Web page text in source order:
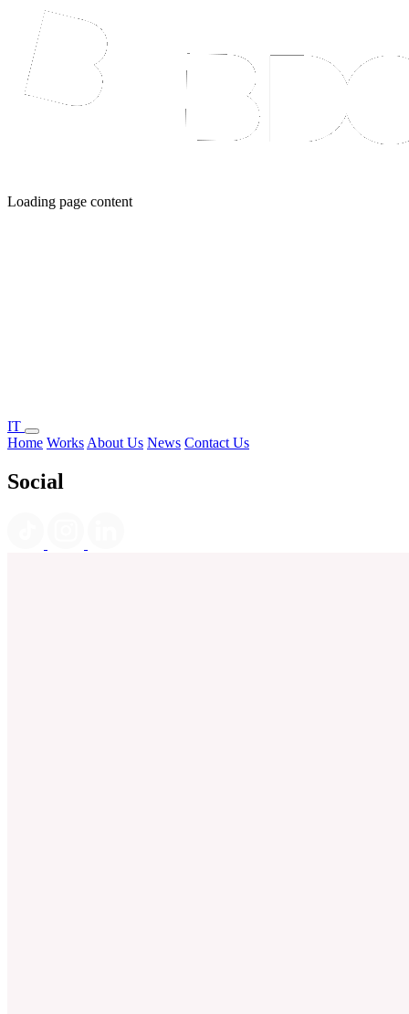
Loading page content
IT
Home Works About Us News Contact Us
Social